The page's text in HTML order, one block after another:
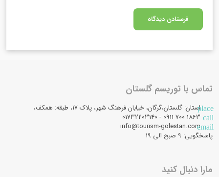
تماس با توریسم گلستان
placeاستان: گلستان،گرگان، خیابان فرهنگ شهر، پلاک 17، طبقه: همکف،
call
email
info@tourism-golestan.com
پاسخگویی: ۹ صبح الی 19
مارا دنبال کنید